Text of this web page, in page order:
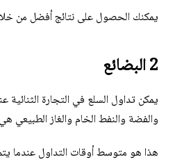
يمكنك الحصول على نتائج أفضل من
2 البضائع
يمكن تداول السلع في التجارة
والفضة والنفط الخام والغاز الطبيعي هي
هذا هو متوسط ​​أوقات التداول عندما